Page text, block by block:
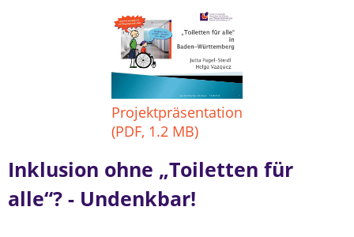
Projektpräsentation
(PDF, 1.2 MB)
Inklusion ohne „Toiletten für
alle“? - Undenkbar!